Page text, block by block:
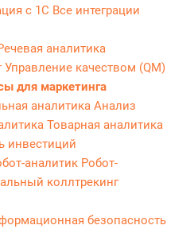
с 1С Все интеграции
аналитика
Управление качеством (QM)
для маркетинга
аналитика Анализ
Товарная аналитика
инвестиций
аналитик Робот-
коллтрекинг
безопасность